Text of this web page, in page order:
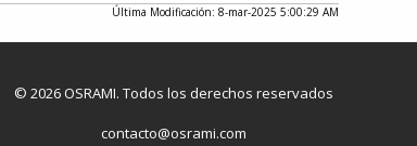
Última Modificación: 8-mar-2025 5:00:29 AM
© 2026 OSRAMI. Todos los derechos reservados
contacto@osrami.com